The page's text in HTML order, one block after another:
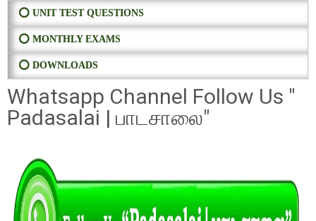
⭕ UNIT TEST QUESTIONS
⭕ MONTHLY EXAMS
⭕ DOWNLOADS
Whatsapp Channel Follow Us "
Padasalai | பாடசாலை"